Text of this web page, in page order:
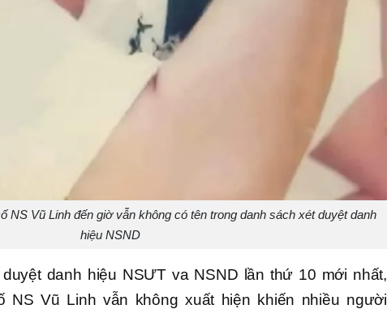
NS Vũ Linh đến giờ vẫn không có tên trong danh sách xét duyệt danh
hiệu NSND
danh hiệu NSƯT va NSND lần thứ 10 mới nhất,
NS Vũ Linh vẫn không xuất hiện khiến nhiều người